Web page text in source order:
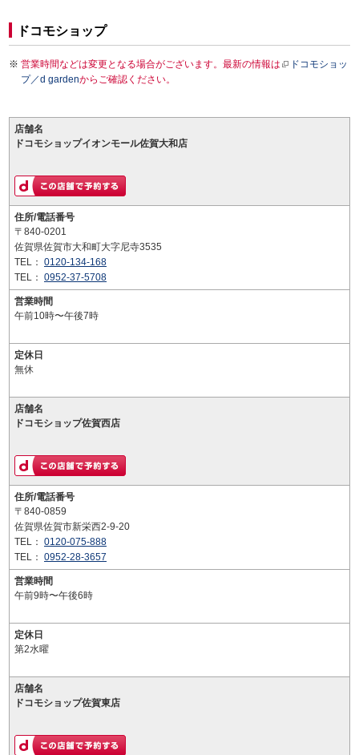
ドコモショップ
営業時間などは変更となる場合がございます。最新の情報は
ドコモショッ
プ／d gardenからご確認ください。
店舗名
ドコモショップイオンモール佐賀大和店
住所/電話番号
〒840-0201
佐賀県佐賀市大和町大字尼寺3535
TEL： 0120-134-168
TEL： 0952-37-5708
営業時間
午前10時〜午後7時
定休日
無休
店舗名
ドコモショップ佐賀西店
住所/電話番号
〒840-0859
佐賀県佐賀市新栄西2-9-20
TEL： 0120-075-888
TEL： 0952-28-3657
営業時間
午前9時〜午後6時
定休日
第2水曜
店舗名
ドコモショップ佐賀東店